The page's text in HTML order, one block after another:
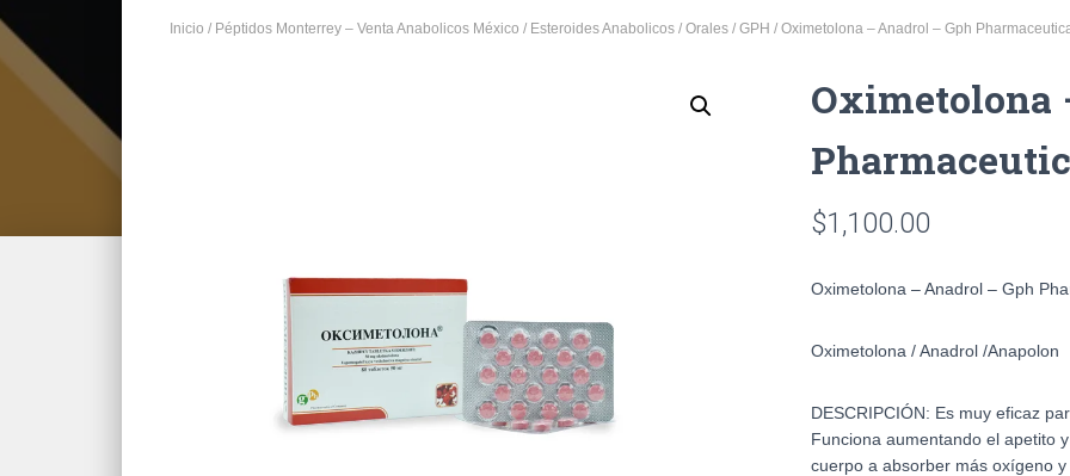
Inicio / Péptidos Monterrey – Venta Anabolicos México / Esteroides Anabolicos / Orales / GPH / Oximetolona – Anadrol – Gph
Oximetolona
$1,100.00
Oximetolona – Anadrol – Gph
Oximetolona / Anadrol /Anapolon
DESCRIPCIÓN: Es muy eficaz
Funciona aumentando el apetito
cuerpo a absorber más oxígeno